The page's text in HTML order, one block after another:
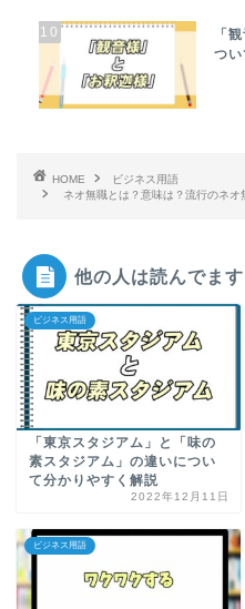
10
「
つ
HOME
ビジネス用語
ネオ無職とは？意味は？流行のネオ
他の人は読んでます
ビジネス用語
「東京スタジアム」と「味の
素スタジアム」の違いについ
て分かりやすく解説
2022年12月11日
ビジネス用語